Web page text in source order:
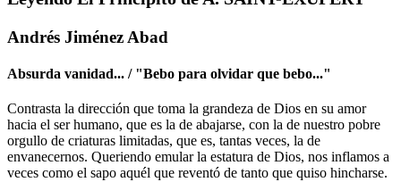
Andrés Jiménez Abad
Absurda vanidad... / "Bebo para olvidar que bebo..."
Contrasta la dirección que toma la grandeza de Dios en su amor
hacia el ser humano, que es la de abajarse, con la de nuestro pobre
orgullo de criaturas limitadas, que es, tantas veces, la de
envanecernos. Queriendo emular la estatura de Dios, nos inflamos a
veces como el sapo aquél que reventó de tanto que quiso hincharse.